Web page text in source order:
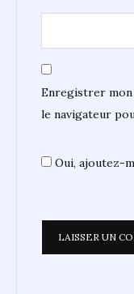
Enregistrer mon
le navigateur
Oui, ajoutez-